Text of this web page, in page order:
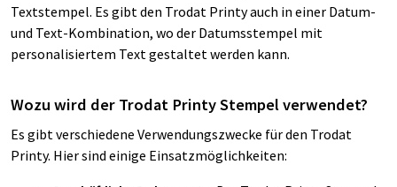
Textstempel. Es gibt den Trodat Printy auch in einer Datum-
und Text-Kombination, wo der Datumsstempel mit
personalisiertem Text gestaltet werden kann.
Wozu wird der Trodat Printy Stempel verwendet?
Es gibt verschiedene Verwendungszwecke für den Trodat
Printy. Hier sind einige Einsatzmöglichkeiten: